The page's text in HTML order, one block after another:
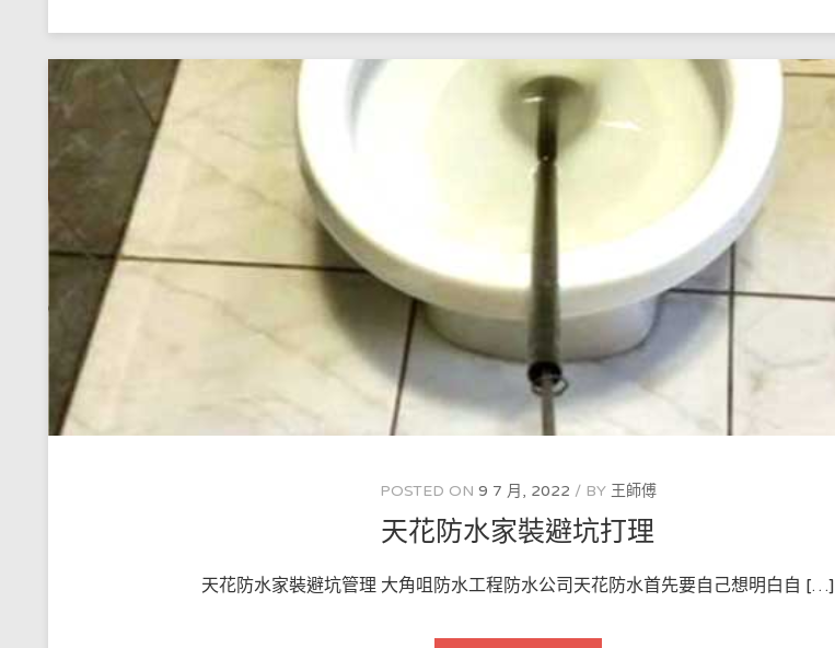
師
何
運
用
技
術
物！
水
司
防
–
天
防
程
料-
水
工
程
步
驟-
防
公
防
水
費
用
POSTED ON 9 7 月, 2022 BY 王師傅
天花防水家裝避坑打理
天花防水家裝避坑管理 大角咀防水工程防水公司天花防水首先要自己想明白自 […]